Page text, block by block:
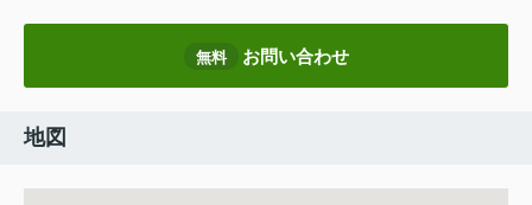
無料 お問い合わせ
地図